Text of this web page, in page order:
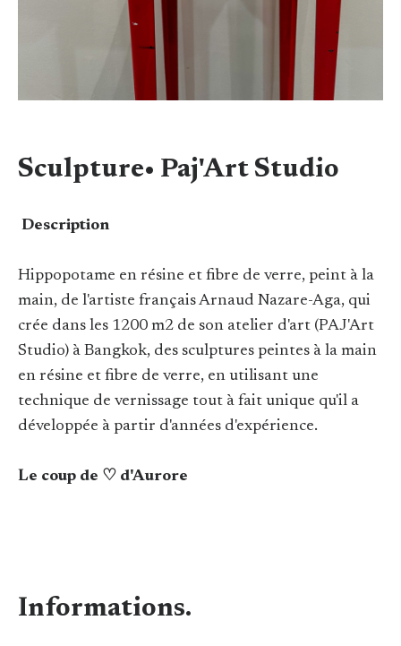
Sculpture• Paj'Art Studio
Description
Hippopotame en résine et fibre de verre, peint à la
main, de l'artiste français Arnaud Nazare-Aga, qui
crée dans les 1200 m2 de son atelier d'art (PAJ'Art
Studio) à Bangkok, des sculptures peintes à la main
en résine et fibre de verre, en utilisant une
technique de vernissage tout à fait unique qu'il a
développée à partir d'années d'expérience.
Le coup de ♡ d'Aurore
Informations.